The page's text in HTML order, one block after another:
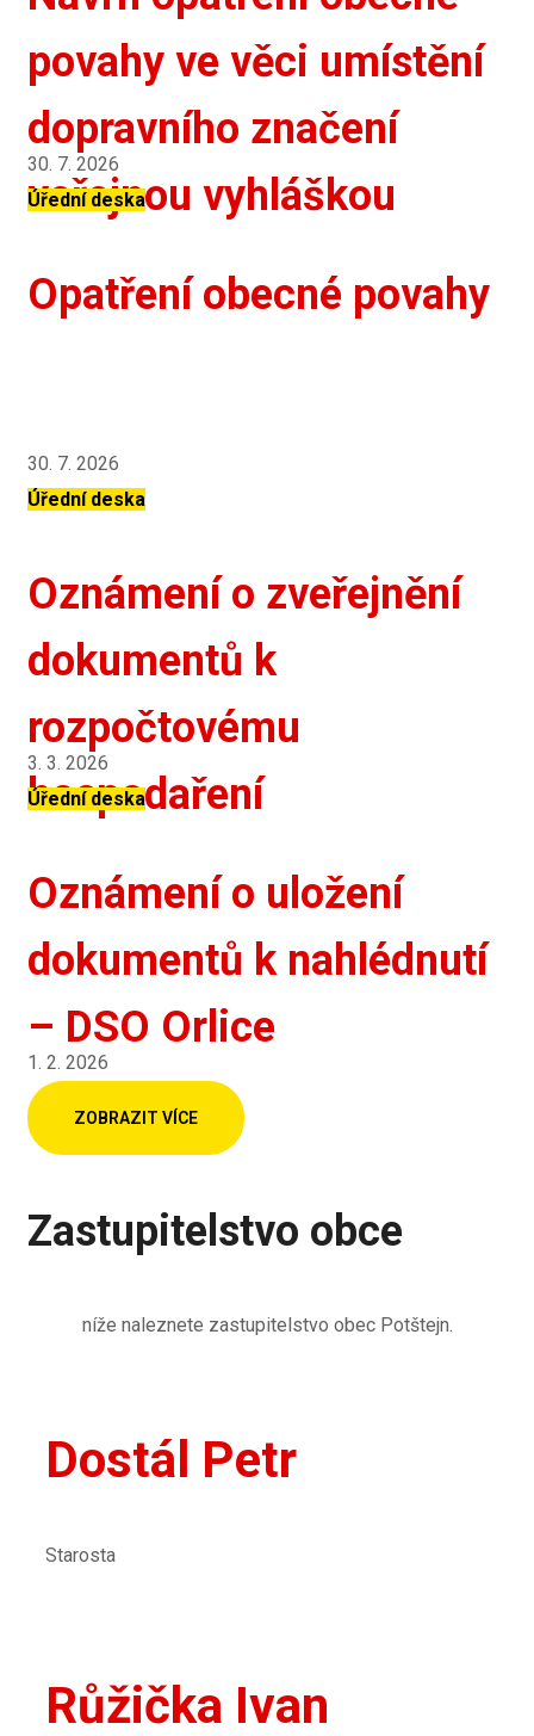
povahy ve věci umístění
dopravního značení
veřejnou vyhláškou
30. 7. 2026
Úřední deska
Opatření obecné povahy
30. 7. 2026
Úřední deska
Oznámení o zveřejnění
dokumentů k
rozpočtovému
hospodaření
3. 3. 2026
Úřední deska
Oznámení o uložení
dokumentů k nahlédnutí
– DSO Orlice
1. 2. 2026
ZOBRAZIT VÍCE
Zastupitelstvo obce
níže naleznete zastupitelstvo obec Potštejn.
Dostál Petr
Starosta
Růžička Ivan